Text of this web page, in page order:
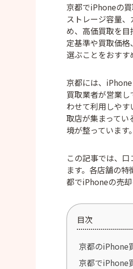
京都でiPhoneの
ストレージ容量
め、高価買取を
定基準や買取価
選ぶことをおすす
京都には、
買取業者が営業
わせて利用しや
取店が集まって
境が整っています。
この記事では、
ます。各店舗の
都でiPhoneの売
目次
京都のiPhone
京都でiPhone